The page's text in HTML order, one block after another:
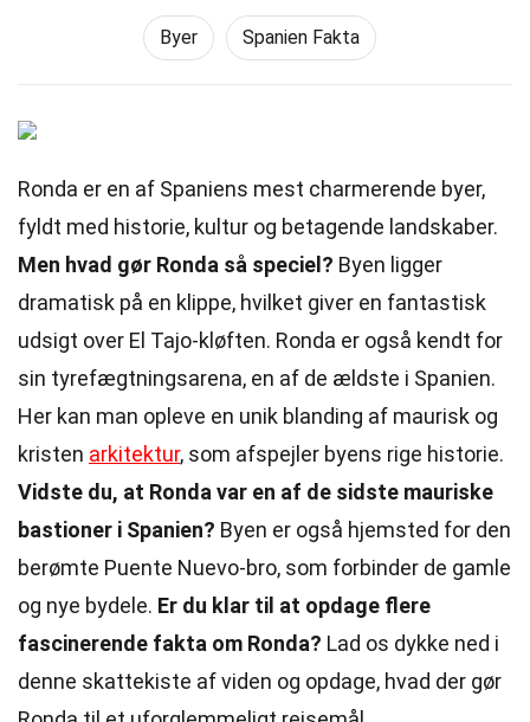
Byer Spanien Fakta
Ronda er en af Spaniens mest charmerende byer,
fyldt med historie, kultur og betagende landskaber.
Men hvad gør Ronda så speciel? Byen ligger
dramatisk på en klippe, hvilket giver en fantastisk
udsigt over El Tajo-kløften. Ronda er også kendt for
sin tyrefægtningsarena, en af de ældste i Spanien.
Her kan man opleve en unik blanding af maurisk og
kristen arkitektur, som afspejler byens rige historie.
Vidste du, at Ronda var en af de sidste mauriske
bastioner i Spanien? Byen er også hjemsted for den
berømte Puente Nuevo-bro, som forbinder de gamle
og nye bydele. Er du klar til at opdage flere
fascinerende fakta om Ronda? Lad os dykke ned i
denne skattekiste af viden og opdage, hvad der gør